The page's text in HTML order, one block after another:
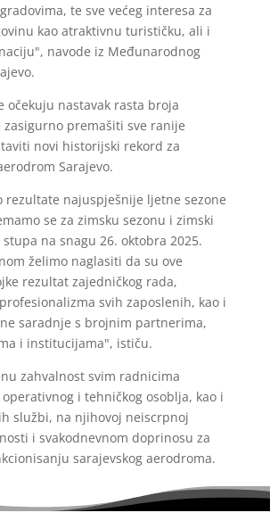
te sve većeg interesa za
kao atraktivnu turističku, ali i
navode iz Međunarodnog
očekuju nastavak rasta broja
zasigurno premašiti sve ranije
novi historijski rekord za
Sarajevo.
rezultate najuspješnije ljetne sezone
se za zimsku sezonu i zimski
na snagu 26. oktobra 2025.
želimo naglasiti da su ove
rezultat zajedničkog rada,
svih zaposlenih, kao i
saradnje s brojnim partnerima,
i institucijama", ističu.
zahvalnost svim radnicima
i tehničkog osoblja, kao i
službi, na njihovoj neiscrpnoj
i svakodnevnom doprinosu za
sarajevskog aerodroma.